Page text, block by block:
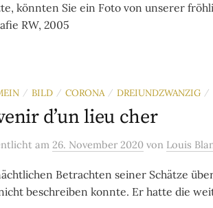
könnten Sie ein Foto von unserer
RW, 2005
/ BILD / CORONA / DREIUNDZWANZIG /
d’un lieu cher
am 26. November 2020 von Louis
Betrachten seiner Schätze
beschreiben konnte. Er hatte die